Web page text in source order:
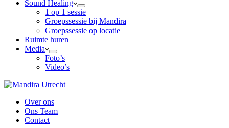
Sound Healing
1 op 1 sessie
Groepssessie bij Mandira
Groepssessie op locatie
Ruimte huren
Media
Foto’s
Video’s
Over ons
Ons Team
Contact